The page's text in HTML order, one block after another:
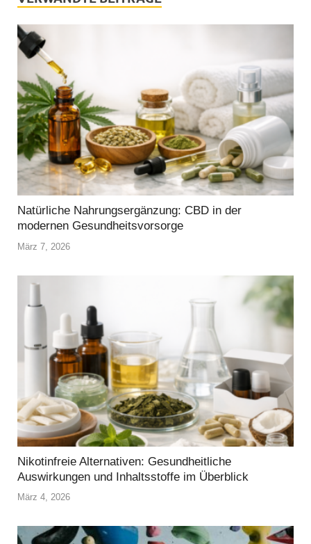
Natürliche Nahrungsergänzung: CBD in der
modernen Gesundheitsvorsorge
März 7, 2026
Nikotinfreie Alternativen: Gesundheitliche
Auswirkungen und Inhaltsstoffe im Überblick
März 4, 2026